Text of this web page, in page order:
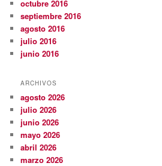
octubre 2016
septiembre 2016
agosto 2016
julio 2016
junio 2016
ARCHIVOS
agosto 2026
julio 2026
junio 2026
mayo 2026
abril 2026
marzo 2026